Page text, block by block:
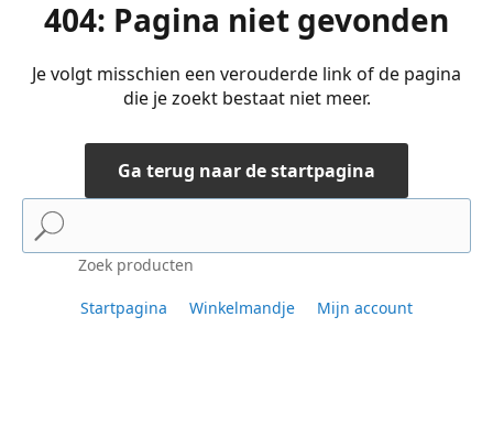
404: Pagina niet gevonden
Je volgt misschien een verouderde link of de pagina
die je zoekt bestaat niet meer.
Ga terug naar de startpagina
Zoek producten
Startpagina Winkelmandje Mijn account